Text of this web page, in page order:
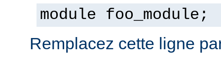
module foo_module;
Remplacez cette ligne